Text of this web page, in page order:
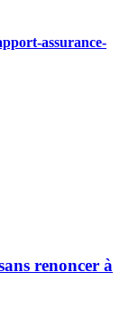
assurance-
renoncer à